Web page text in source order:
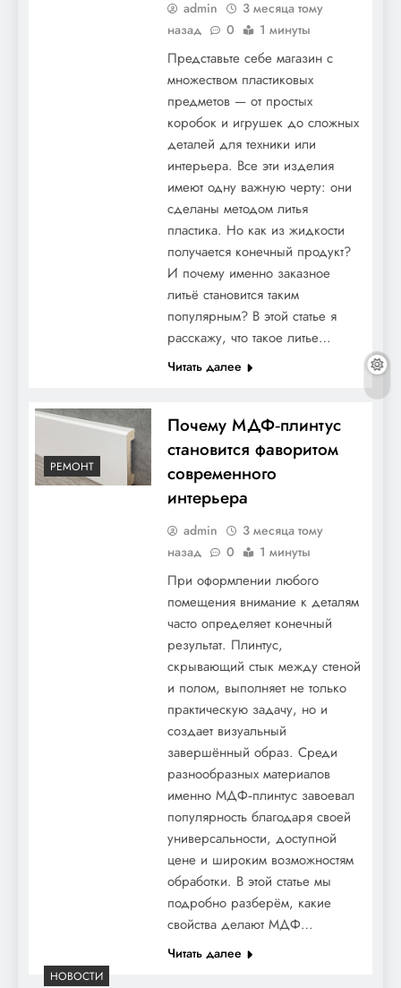
admin
3 месяца тому
назад
0 1 минуты
Представьте себе магазин с
множеством пластиковых
предметов — от простых
коробок и игрушек до сложных
деталей для техники или
интерьера. Все эти изделия
имеют одну важную черту: они
сделаны методом литья
пластика. Но как из жидкости
получается конечный продукт?
И почему именно заказное
литьё становится таким
популярным? В этой статье я
расскажу, что такое литье…
Читать далее
РЕМОНТ
Почему МДФ‑плинтус
становится фаворитом
современного
интерьера
admin
3 месяца тому
назад
0 1 минуты
При оформлении любого
помещения внимание к деталям
часто определяет конечный
результат. Плинтус,
скрывающий стык между стеной
и полом, выполняет не только
практическую задачу, но и
создает визуальный
завершённый образ. Среди
разнообразных материалов
именно МДФ‑плинтус завоевал
популярность благодаря своей
универсальности, доступной
цене и широким возможностям
обработки. В этой статье мы
подробно разберём, какие
свойства делают МДФ…
Читать далее
НОВОСТИ